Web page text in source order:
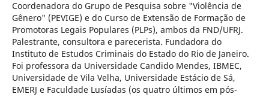
Coordenadora do Grupo de Pesquisa sobre "Violência de
Gênero" (PEVIGE) e do Curso de Extensão de Formação de
Promotoras Legais Populares (PLPs), ambos da FND/UFRJ.
Palestrante, consultora e parecerista. Fundadora do
Instituto de Estudos Criminais do Estado do Rio de Janeiro.
Foi professora da Universidade Candido Mendes, IBMEC,
Universidade de Vila Velha, Universidade Estácio de Sá,
EMERJ e Faculdade Lusíadas (os quatro últimos em pós-